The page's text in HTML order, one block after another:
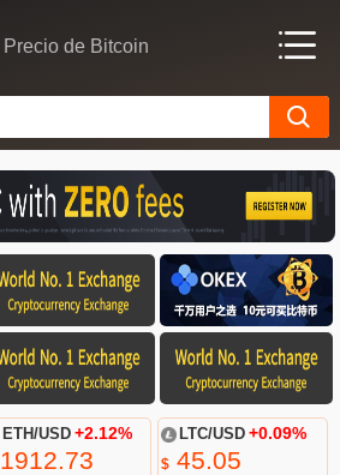
Precio de Bitcoin
ETH/USD +2.12%
1912.73
LTC/USD +0.09%
$45.05